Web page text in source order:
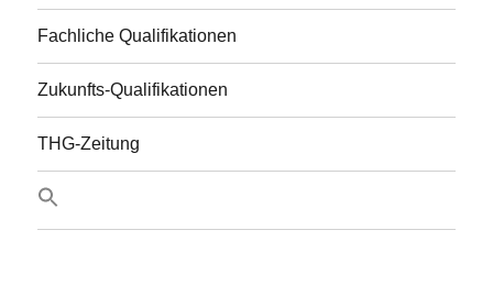
des
Fachliche Qualifikationen
Zukunfts-Qualifikationen
THG-Zeitung